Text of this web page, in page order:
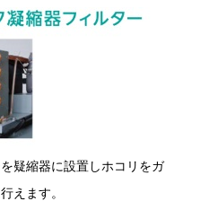
疑縮器に設置しホコリをガ
えます。